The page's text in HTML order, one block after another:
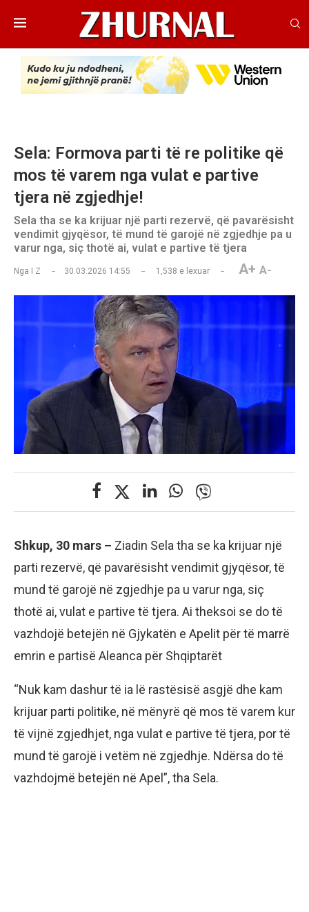
Sela: Formova parti të re politike që
mos të varem nga vulat e partive
tjera në zgjedhje!
Sela tha se ka krijuar një parti rezervë, që pavarësisht
vendimit gjyqësor, të mund të garojë në zgjedhje pa u
varur nga, siç thotë ai, vulat e partive të tjera
Nga I Z 30.03.2026 14:55 1,538 e lexuar A+ A-
Shkup, 30 mars – Ziadin Sela tha se ka krijuar një
parti rezervë, që pavarësisht vendimit gjyqësor, të
mund të garojë në zgjedhje pa u varur nga, siç
thotë ai, vulat e partive të tjera. Ai theksoi se do të
vazhdojë betejën në Gjykatën e Apelit për të marrë
emrin e partisë Aleanca për Shqiptarët
“Nuk kam dashur të ia lë rastësisë asgjë dhe kam
krijuar parti politike, në mënyrë që mos të varem kur
të vijnë zgjedhjet, nga vulat e partive të tjera, por të
mund të garojë i vetëm në zgjedhje. Ndërsa do të
vazhdojmë betejën në Apel”, tha Sela.